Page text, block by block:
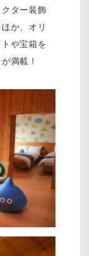
ター装飾
か、オリ
や宝箱を
満載！